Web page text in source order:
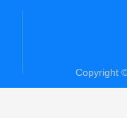
Copyright